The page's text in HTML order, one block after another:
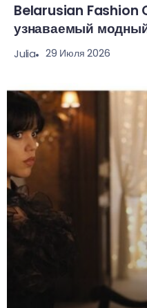
Belarusian Fashion
узнаваемый
Julia 29 Июля 2026